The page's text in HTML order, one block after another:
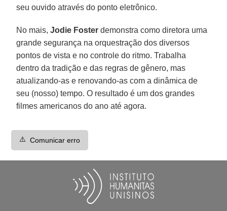
seu ouvido através do ponto eletrônico.
No mais,Jodie Foster demonstra como diretora uma
grande segurança na orquestração dos diversos
pontos de vista e no controle do ritmo. Trabalha
dentro da tradição e das regras de gênero, mas
atualizando-as e renovando-as com a dinâmica de
seu (nosso) tempo. O resultado é um dos grandes
filmes americanos do ano até agora.
⚠️ Comunicar erro